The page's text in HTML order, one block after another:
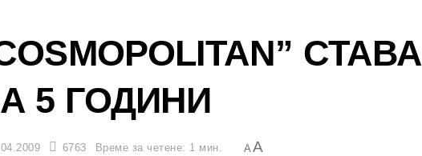
СТАВА
5 ГОДИНИ
6763 Време за четене: 1 мин. AA